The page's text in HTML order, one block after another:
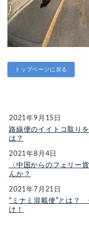
トップページに戻る
2021年9月15日
路線便のイイトコ取り
は？
2021年8月4日
〈中国からのフェリー
んか？
2021年7月21日
“ミナミ混載便”とは？
け！